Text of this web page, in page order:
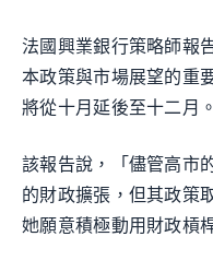
法國興業銀行策略師報
本政策與市場展望的重
將從十月延後至十二月。
該報告說，「儘管高市
的財政擴張，但其政策
她願意積極動用財政槓